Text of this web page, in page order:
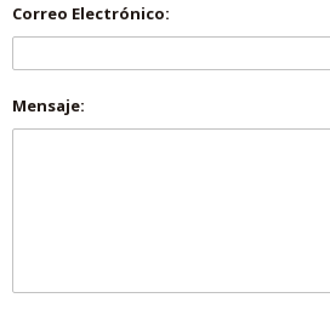
Correo Electrónico:
Mensaje: